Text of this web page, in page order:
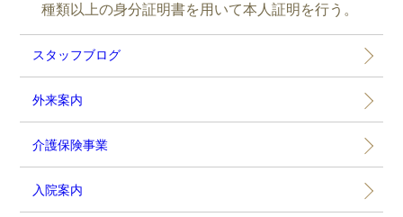
種類以上の身分証明書を用いて本人証明を行う。
スタッフブログ
外来案内
介護保険事業
入院案内